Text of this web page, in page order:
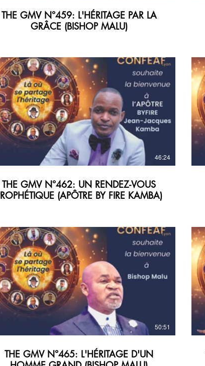
THE GMV N°459: L'HÉRITAGE PAR LA
GRÂCE (BISHOP MALU)
46:24
THE GMV N°462: UN RENDEZ-VOUS
(APÔTRE BY FIRE KAMBA)
50:51
THE GMV N°465: L'HÉRITAGE D'UN